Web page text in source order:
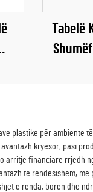
Tabelë
plastike për ambiente
kryesor, pasi
arritje financiare rrjedh
të rëndësishëm,
e rënda, borën dhe